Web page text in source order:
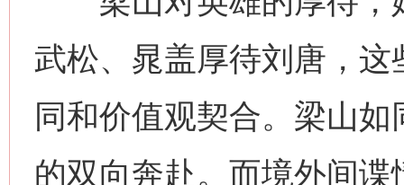
武松、晁盖厚待刘唐，
同和价值观契合。梁山
的双向奔赴。而境外间